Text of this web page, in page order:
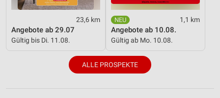
23,6 km
Angebote ab 29.07
Gültig bis Di. 11.08.
1,1 km
Angebote ab 10.08.
Gültig ab Mo. 10.08.
ALLE PROSPEKTE